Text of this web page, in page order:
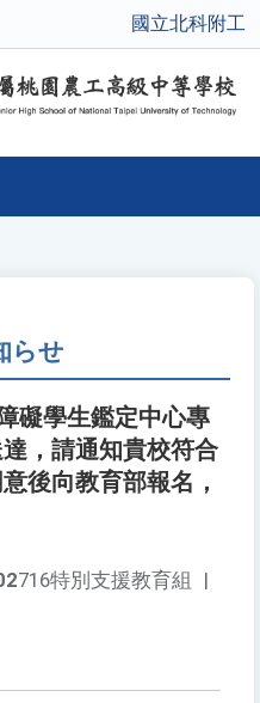
國立北科附工
らせ
礙學生鑑定中心專
，請通知貴校符合
後向教育部報名，
716特別支援教育組 |